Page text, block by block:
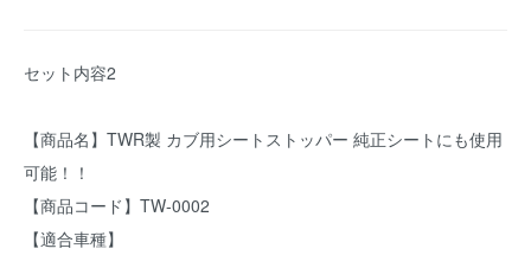
セット内容2
【商品名】TWR製 カブ用シートストッパー 純正シートにも使用
可能！！
【商品コード】TW-0002
【適合車種】